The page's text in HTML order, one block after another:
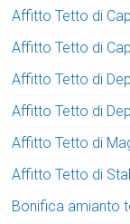
Affitto Tetto di
Affitto Tetto di
Affitto Tetto di
Affitto Tetto di
Affitto Tetto di
Affitto Tetto di
Bonifica amianto